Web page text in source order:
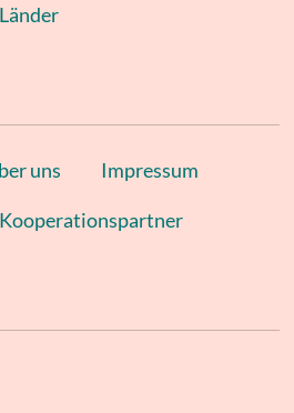
uns Impressum
Kooperationspartner